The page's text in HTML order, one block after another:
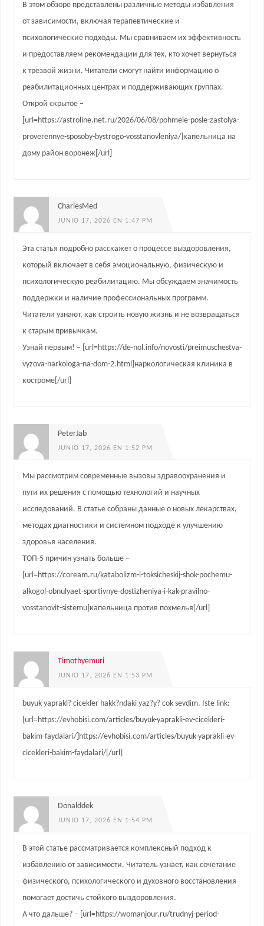
В этом обзоре представлены различные методы избавления
от зависимости, включая терапевтические и
психологические подходы. Мы сравниваем их эффективность
и предоставляем рекомендации для тех, кто хочет вернуться
к трезвой жизни. Читатели смогут найти информацию о
реабилитационных центрах и поддерживающих группах.
Открой скрытое –
[url=https://astroline.net.ru/2026/06/08/pohmele-posle-zastolya-
proverennye-sposoby-bystrogo-vosstanovleniya/]капельница на
дому район воронеж[/url]
CharlesMed
JUNIO 17, 2026 EN 1:47 PM
Эта статья подробно расскажет о процессе выздоровления,
который включает в себя эмоциональную, физическую и
психологическую реабилитацию. Мы обсуждаем значимость
поддержки и наличие профессиональных программ.
Читатели узнают, как строить новую жизнь и не возвращаться
к старым привычкам.
Узнай первым! – [url=https://de-nol.info/novosti/preimuschestva-
vyzova-narkologa-na-dom-2.html]наркологическая клиника в
костроме[/url]
PeterJab
JUNIO 17, 2026 EN 1:52 PM
Мы рассмотрим современные вызовы здравоохранения и
пути их решения с помощью технологий и научных
исследований. В статье собраны данные о новых лекарствах,
методах диагностики и системном подходе к улучшению
здоровья населения.
ТОП-5 причин узнать больше –
[url=https://coream.ru/katabolizm-i-toksicheskij-shok-pochemu-
alkogol-obnulyaet-sportivnye-dostizheniya-i-kak-pravilno-
vosstanovit-sistemu]капельница против похмелья[/url]
Timothyemuri
JUNIO 17, 2026 EN 1:53 PM
buyuk yaprakl? cicekler hakk?ndaki yaz?y? cok sevdim. Iste link:
[url=https://evhobisi.com/articles/buyuk-yaprakli-ev-cicekleri-
bakim-faydalari/]https://evhobisi.com/articles/buyuk-yaprakli-ev-
cicekleri-bakim-faydalari/[/url]
Donalddek
JUNIO 17, 2026 EN 1:54 PM
В этой статье рассматривается комплексный подход к
избавлению от зависимости. Читатель узнает, как сочетание
физического, психологического и духовного восстановления
помогает достичь стойкого выздоровления.
А что дальше? – [url=https://womanjour.ru/trudnyj-period-